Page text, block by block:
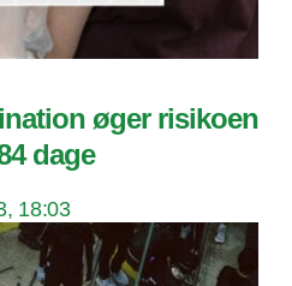
øger risikoen
dage
18:03